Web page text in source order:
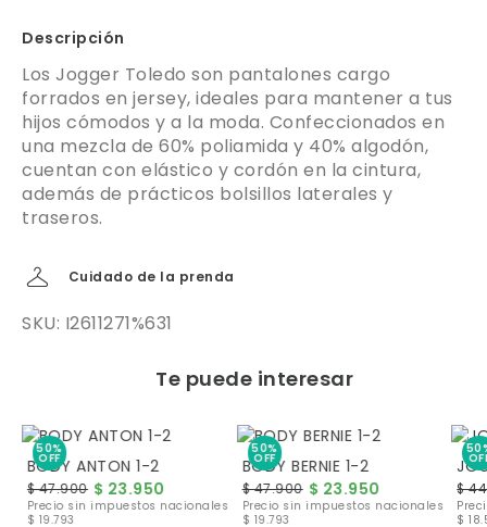
Descripción
Los Jogger Toledo son pantalones cargo
forrados en jersey, ideales para mantener a tus
hijos cómodos y a la moda. Confeccionados en
una mezcla de 60% poliamida y 40% algodón,
cuentan con elástico y cordón en la cintura,
además de prácticos bolsillos laterales y
traseros.
Cuidado de la prenda
SKU: I2611271%631
Te puede interesar
50%
OFF
BODY ANTON 1-2
$ 47.900 $ 23.950
Precio sin impuestos nacionales
$ 19.793
50%
OFF
BODY BERNIE 1-2
$ 47.900 $ 23.950
Precio sin impuestos nacionales
$ 19.793
$
$